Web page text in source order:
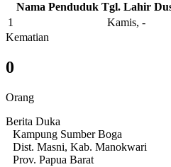
Nama Penduduk Tgl. Lahir
1
Kamis, -
Kematian
0
Orang
Berita Duka
Kampung Sumber Boga
Dist. Masni, Kab. Manokwari
Prov. Papua Barat